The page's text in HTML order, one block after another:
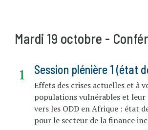
Mardi 19 octobre -
Session plénière 1 (état
Effets des crises actuelles et à
populations vulnérables et leur
vers les ODD en Afrique : état
pour le secteur de la finance